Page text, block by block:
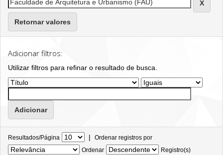
Retornar valores
Adicionar filtros:
Utilizar filtros para refinar o resultado de busca.
Resultados/Página | Ordenar registros por
Ordenar
Registro(s)